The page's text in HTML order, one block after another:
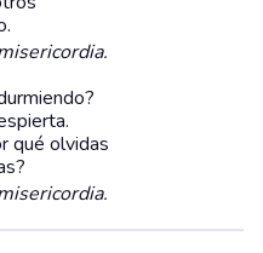
qué olvidas